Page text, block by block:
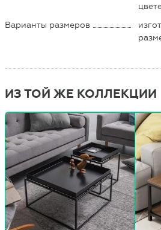
Варианты размеров
ИЗ ТОЙ ЖЕ КОЛЛЕКЦИИ